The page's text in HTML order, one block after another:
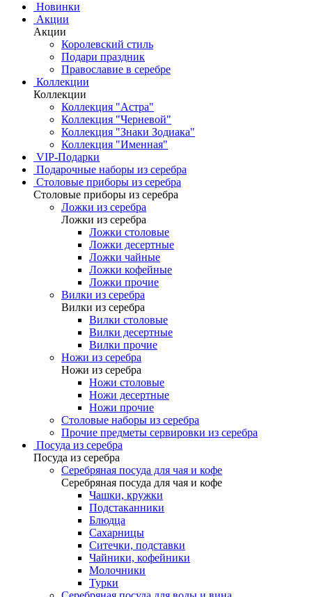
Новинки
Акции
Акции
Королевский стиль
Подари праздник
Православие в серебре
Коллекции
Коллекции
Коллекция "Астра"
Коллекция "Черневой"
Коллекция "Знаки Зодиака"
Коллекция "Именная"
VIP-Подарки
Подарочные наборы из серебра
Столовые приборы из серебра
Столовые приборы из серебра
Ложки из серебра
Ложки из серебра
Ложки столовые
Ложки десертные
Ложки чайные
Ложки кофейные
Ложки прочие
Вилки из серебра
Вилки из серебра
Вилки столовые
Вилки десертные
Вилки прочие
Ножи из серебра
Ножи из серебра
Ножи столовые
Ножи десертные
Ножи прочие
Столовые наборы из серебра
Прочие предметы сервировки из серебра
Посуда из серебра
Посуда из серебра
Серебряная посуда для чая и кофе
Серебряная посуда для чая и кофе
Чашки, кружки
Подстаканники
Блюдца
Сахарницы
Ситечки, подставки
Чайники, кофейники
Молочники
Турки